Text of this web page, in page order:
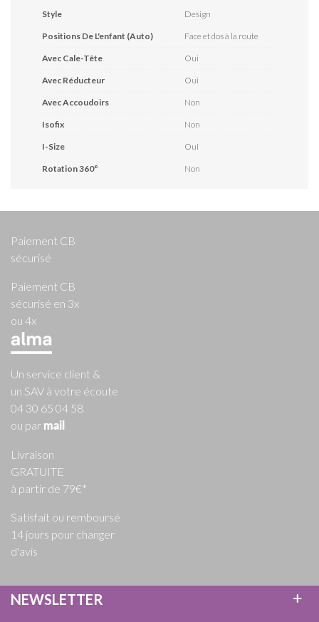
Style Design
Positions De L'enfant (auto) Face et dos à la route
Avec Cale-Tête Oui
Avec Réducteur Oui
Avec Accoudoirs Non
Isofix Non
I-Size Oui
Rotation 360° Non
Paiement CB
sécurisé
Paiement CB
sécurisé en 3x
ou 4x
Un service client &
un SAV à votre écoute
04 30 65 04 58
ou par mail
Livraison
GRATUITE
à partir de 79€*
Satisfait ou remboursé
14 jours pour changer
d'avis
NEWSLETTER